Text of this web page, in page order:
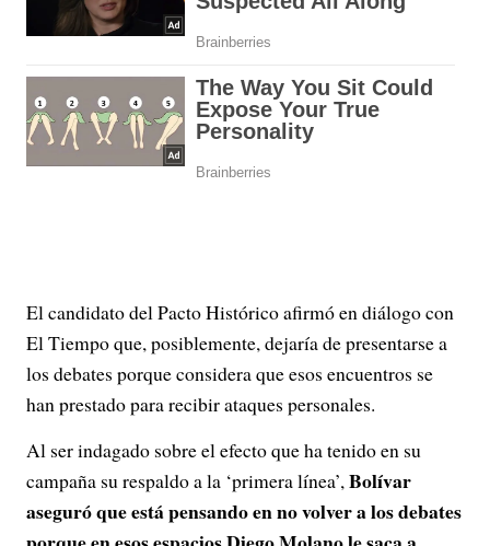
El candidato del Pacto Histórico afirmó en diálogo con
El Tiempo que, posiblemente, dejaría de presentarse a
los debates porque considera que esos encuentros se
han prestado para recibir ataques personales.
Al ser indagado sobre el efecto que ha tenido en su
campaña su respaldo a la ‘primera línea’,Bolívar
aseguró que está pensando en no volver a los debates